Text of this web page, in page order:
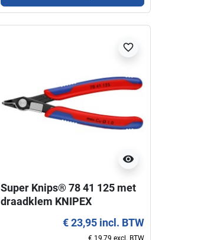
favorite_border
visibility
favorite_border
Super Knips® 78 41 125 met
draadklem KNIPEX
€ 23,95 incl. BTW
€ 19,79 excl. BTW